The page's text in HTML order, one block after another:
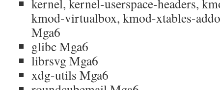
kernel, kernel-userspace-headers,
kmod-virtualbox, kmod-xtables-
Mga6
glibc Mga6
librsvg Mga6
xdg-utils Mga6